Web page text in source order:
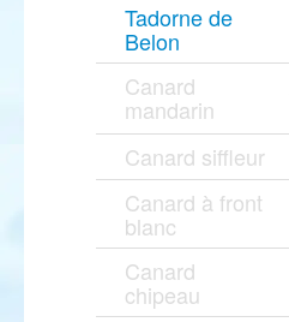
Tadorne de
Belon
Canard
mandarin
Canard siffleur
Canard à front
blanc
Canard
chipeau